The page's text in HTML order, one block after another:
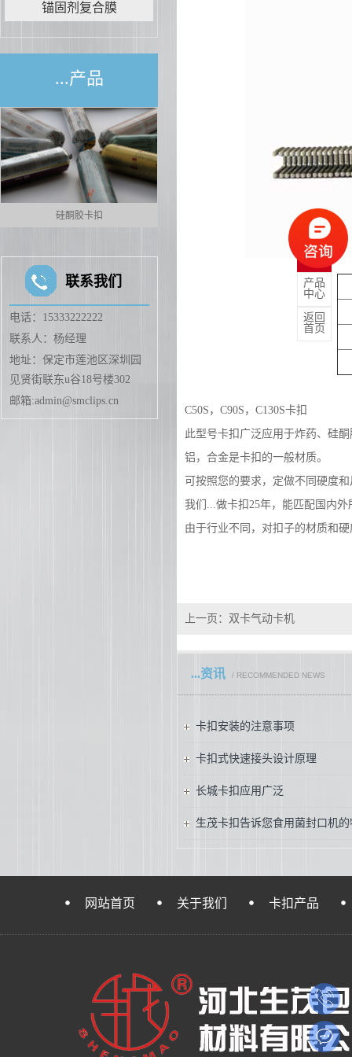
C50S ， C90S，C130S卡扣
此型号卡扣广泛应用于炸药、硅
铝，合金是卡扣的一般材质。
可按照您的要求，定做不同硬度
我们...做卡扣25年，能匹配国内外
由于行业不同，对扣子的材质和
上一页： 双卡气动卡机
...资讯 / RECOMMENDED NEWS
卡扣安装的注意事项
卡扣式快速接头设计原理
长城卡扣应用广泛
生茂卡扣告诉您食用菌封口机的
锚固剂复合膜
...产品
硅酮胶卡扣
联系我们
电话：15333222222
联系人：杨经理
地址：保定市莲池区深圳园
见贤街联东u谷18号楼302
邮箱:admin@smclips.cn
网站首页 关于我们 卡扣产品
产品
中心
返回
首页